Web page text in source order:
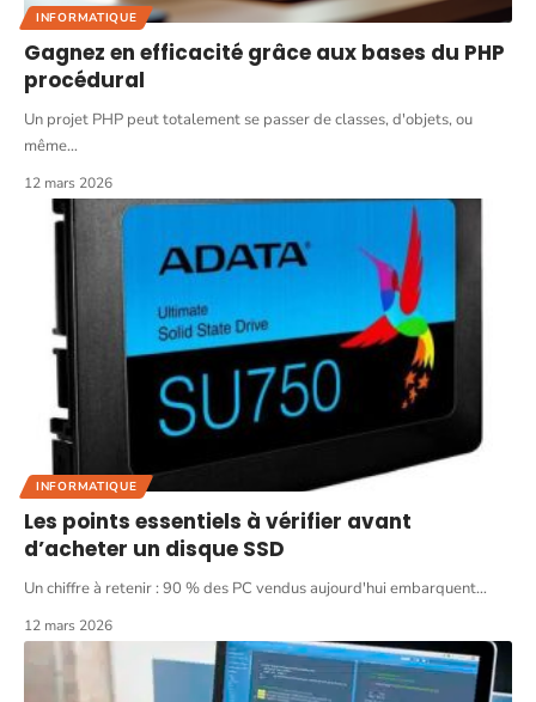
INFORMATIQUE
Gagnez en efficacité grâce aux bases du PHP
procédural
Un projet PHP peut totalement se passer de classes, d'objets, ou
même…
12 mars 2026
INFORMATIQUE
Les points essentiels à vérifier avant
d’acheter un disque SSD
Un chiffre à retenir : 90 % des PC vendus aujourd'hui embarquent…
12 mars 2026